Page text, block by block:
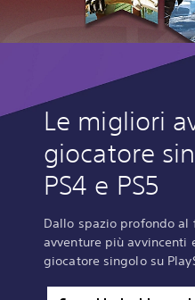
Le migliori
giocatore
PS4 e PS5
Dallo spazio profondo
avventure più avvincenti
giocatore singolo su